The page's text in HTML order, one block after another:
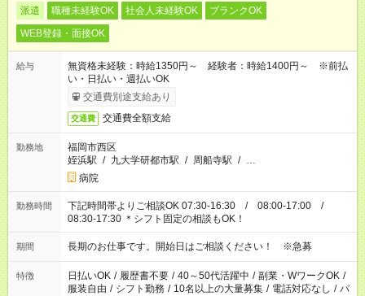
派遣 職種未経験OK 社会人未経験OK
ブランクOK
WEB登録・面接OK
給与
無資格未経験：時給1350円～ 経験者：時給1400円～ ※前払
い・日払い・週払いOK
交通費別途支給あり
交通費 交通費全額支給
勤務地
福岡市西区
姪浜駅 / 九大学研都市駅 / 周船寺駅 / …
病院
勤務時間
下記時間帯よりご相談OK 07:30-16:30 / 08:00-17:00 /
08:30-17:30 ＊シフト固定の相談もOK！
期間 長期のお仕事です。開始日はご相談ください！ ※急募
特徴 日払いOK / 履歴書不要 / 40～50代活躍中 / 副業・WワークOK /
服装自由 / シフト勤務 / 10名以上の大量募集 / 電話対応なし / パ